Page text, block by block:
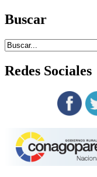
Buscar
Redes Sociales